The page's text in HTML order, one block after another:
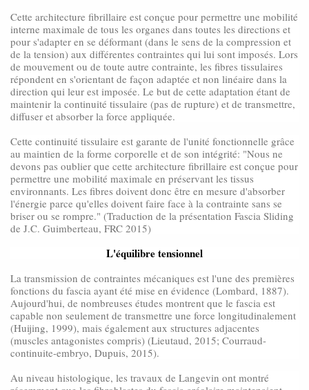
Cette architecture fibrillaire est conçue pour permettre une mobilité
interne maximale de tous les organes dans toutes les directions et
pour s'adapter en se déformant (dans le sens de la compression et
de la tension) aux différentes contraintes qui lui sont imposés. Lors
de mouvement ou de toute autre contrainte, les fibres tissulaires
répondent en s'orientant de façon adaptée et non linéaire dans la
direction qui leur est imposée. Le but de cette adaptation étant de
maintenir la continuité tissulaire (pas de rupture) et de transmettre,
diffuser et absorber la force appliquée.
Cette continuité tissulaire est garante de l'unité fonctionnelle grâce
au maintien de la forme corporelle et de son intégrité: "Nous ne
devons pas oublier que cette architecture fibrillaire est conçue pour
permettre une mobilité maximale en préservant les tissus
environnants. Les fibres doivent donc être en mesure d'absorber
l'énergie parce qu'elles doivent faire face à la contrainte sans se
briser ou se rompre." (Traduction de la présentation Fascia Sliding
de J.C. Guimberteau, FRC 2015)
L'équilibre tensionnel
La transmission de contraintes mécaniques est l'une des premières
fonctions du fascia ayant été mise en évidence (Lombard, 1887).
Aujourd'hui, de nombreuses études montrent que le fascia est
capable non seulement de transmettre une force longitudinalement
(Huijing, 1999), mais également aux structures adjacentes
(muscles antagonistes compris) (Lieutaud, 2015; Courraud-
continuite-embryo, Dupuis, 2015).
Au niveau histologique, les travaux de Langevin ont montré